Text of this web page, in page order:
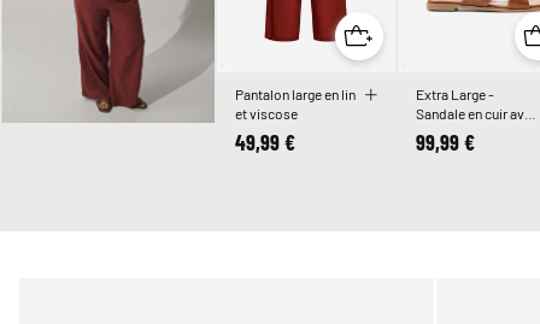
Pantalon large en lin
et viscose
49,99 €
Extra Large -
Sandale en cuir avec
brides croisées
99,99 €